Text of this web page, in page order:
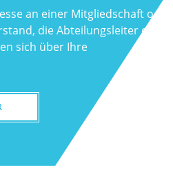
an einer Mitgliedschaft oder
die Abteilungsleiter oder
sich über Ihre